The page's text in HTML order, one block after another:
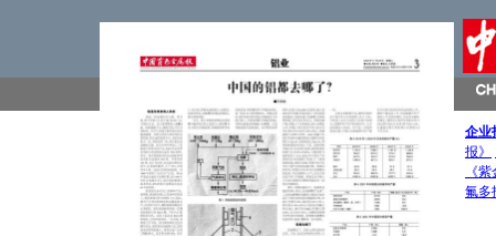
企业
报》
《
氟多